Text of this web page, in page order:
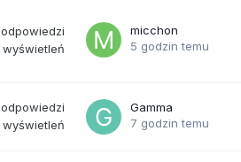
odpowiedzi
wyświetleń
micchon
5 godzin temu
odpowiedzi
wyświetleń
Gamma
7 godzin temu